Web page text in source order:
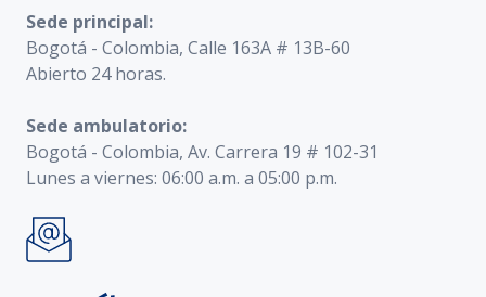
Sede principal:
Bogotá - Colombia, Calle 163A # 13B-60
Abierto 24 horas.
Sede ambulatorio:
Bogotá - Colombia, Av. Carrera 19 # 102-31
Lunes a viernes: 06:00 a.m. a 05:00 p.m.